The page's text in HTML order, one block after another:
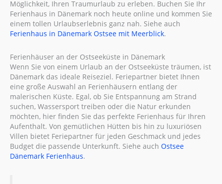
Möglichkeit, Ihren Traumurlaub zu erleben. Buchen Sie Ihr
Ferienhaus in Dänemark noch heute online und kommen Sie
einem tollen Urlaubserlebnis ganz nah. Siehe auch
Ferienhaus in Dänemark Ostsee mit Meerblick.
Ferienhäuser an der Ostseeküste in Dänemark
Wenn Sie von einem Urlaub an der Ostseeküste träumen, ist
Dänemark das ideale Reiseziel. Feriepartner bietet Ihnen
eine große Auswahl an Ferienhäusern entlang der
malerischen Küste. Egal, ob Sie Entspannung am Strand
suchen, Wassersport treiben oder die Natur erkunden
möchten, hier finden Sie das perfekte Ferienhaus für Ihren
Aufenthalt. Von gemütlichen Hütten bis hin zu luxuriösen
Villen bietet Feriepartner für jeden Geschmack und jedes
Budget die passende Unterkunft. Siehe auch Ostsee
Dänemark Ferienhaus.